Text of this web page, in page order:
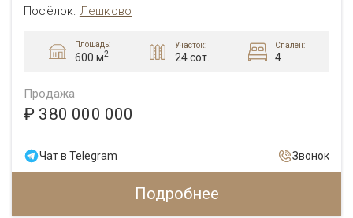
Посёлок: Лешково
Площадь:
600 м2
Участок:
24 сот.
Спален:
4
Продажа
₽ 380 000 000
Чат в Telegram Звонок
Подробнее